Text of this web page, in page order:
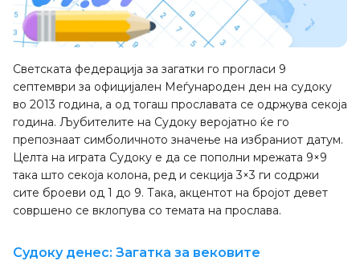
Светската федерација за загатки го прогласи 9
септември за официјален Меѓународен ден на судоку
во 2013 година, а од тогаш прославата се одржува секоја
година. Љубителите на Судоку веројатно ќе го
препознаат симболичното значење на избраниот датум.
Целта на играта Судоку е да се пополни мрежата 9×9
така што секоја колона, ред и секција 3×3 ги содржи
сите броеви од 1 до 9. Така, акцентот на бројот девет
совршено се вклопува со темата на прослава.
Судоку денес: Загатка за вековите